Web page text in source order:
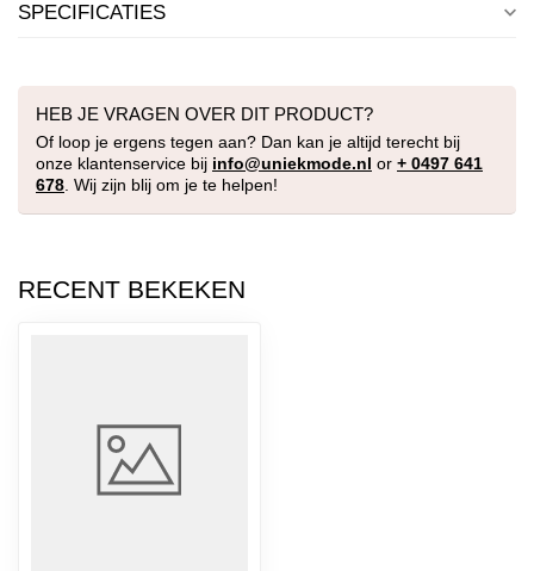
SPECIFICATIES
HEB JE VRAGEN OVER DIT PRODUCT?
Of loop je ergens tegen aan? Dan kan je altijd terecht bij
onze klantenservice bij info@uniekmode.nl or + 0497 641
678. Wij zijn blij om je te helpen!
RECENT BEKEKEN